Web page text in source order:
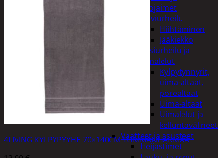
suojaimet
Talviurheilu
Hiihtäminen
Jääkiekko
Vesiurheilu ja
uimalelut
Kylpytynnyrit,
uima-altaat,
porealtaat
Uima-altaat
Uimalelut ja
kelluntavälineet
Vaatteet ja asusteet
Heijastimet
4LIVING KYLPYPYYHE 70×140CM TUMMANHARMAA